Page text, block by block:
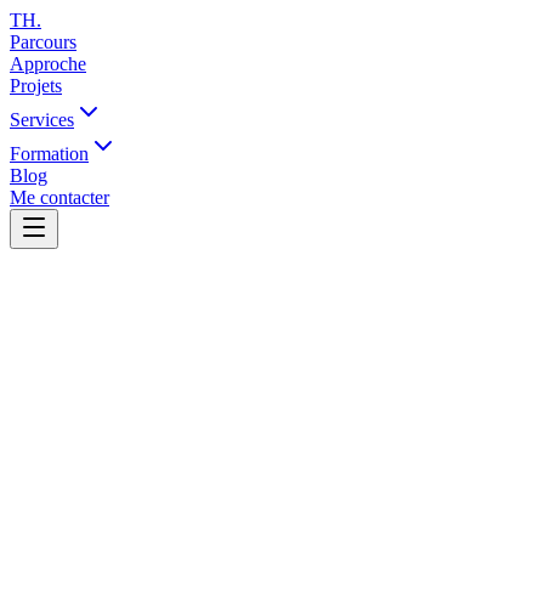
TH.
Parcours
Approche
Projets
Services
Formation
Blog
Me contacter